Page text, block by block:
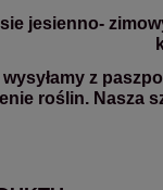
jesienno-
wysyłamy z
roślin. Nasza